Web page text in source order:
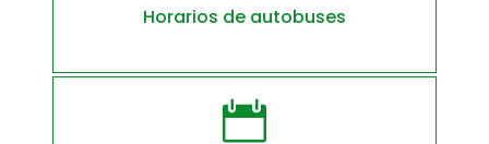
Horarios de autobuses
